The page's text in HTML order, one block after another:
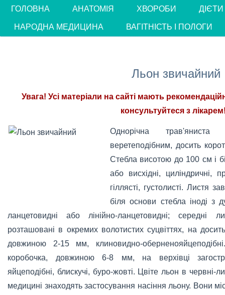
ГОЛОВНА АНАТОМІЯ ХВОРОБИ ДІЄТИ
НАРОДНА МЕДИЦИНА ВАГІТНІСТЬ І ПОЛОГИ
Льон звичайний
Увага! Усі матеріали на сайті мають
консультуйтеся з
Однорічна
веретеподібним, досить
Стебла висотою до 100 см і
або висхідні, циліндричні,
гіллясті, густолисті. Листя
біля основи стебла іноді з
ланцетовидні або лінійно-ланцетовидні; середні
розташовані в окремих волотистих суцвіттях, на
довжиною 2-15 мм, клиновидно-
коробочка, довжиною 6-8 мм, на верхівці
яйцеподібні, блискучі, буро-жовті. Цвіте льон в червні-
медицині знаходять застосування насіння льону. Вони